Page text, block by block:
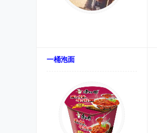
一桶泡面